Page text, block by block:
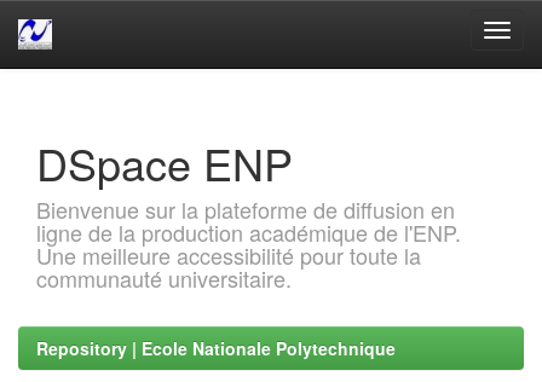
DSpace ENP
Bienvenue sur la plateforme de diffusion en
ligne de la production académique de l'ENP.
Une meilleure accessibilité pour toute la
communauté universitaire.
Repository | Ecole Nationale Polytechnique